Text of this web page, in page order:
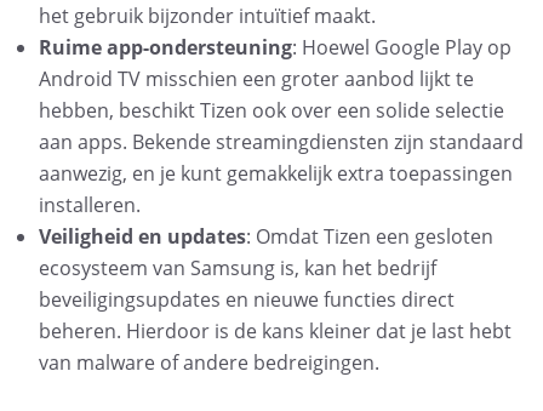
het gebruik bijzonder intuïtief maakt.
Ruime app-ondersteuning: Hoewel Google Play op
Android TV misschien een groter aanbod lijkt te
hebben, beschikt Tizen ook over een solide selectie
aan apps. Bekende streamingdiensten zijn standaard
aanwezig, en je kunt gemakkelijk extra toepassingen
installeren.
Veiligheid en updates: Omdat Tizen een gesloten
ecosysteem van Samsung is, kan het bedrijf
beveiligingsupdates en nieuwe functies direct
beheren. Hierdoor is de kans kleiner dat je last hebt
van malware of andere bedreigingen.